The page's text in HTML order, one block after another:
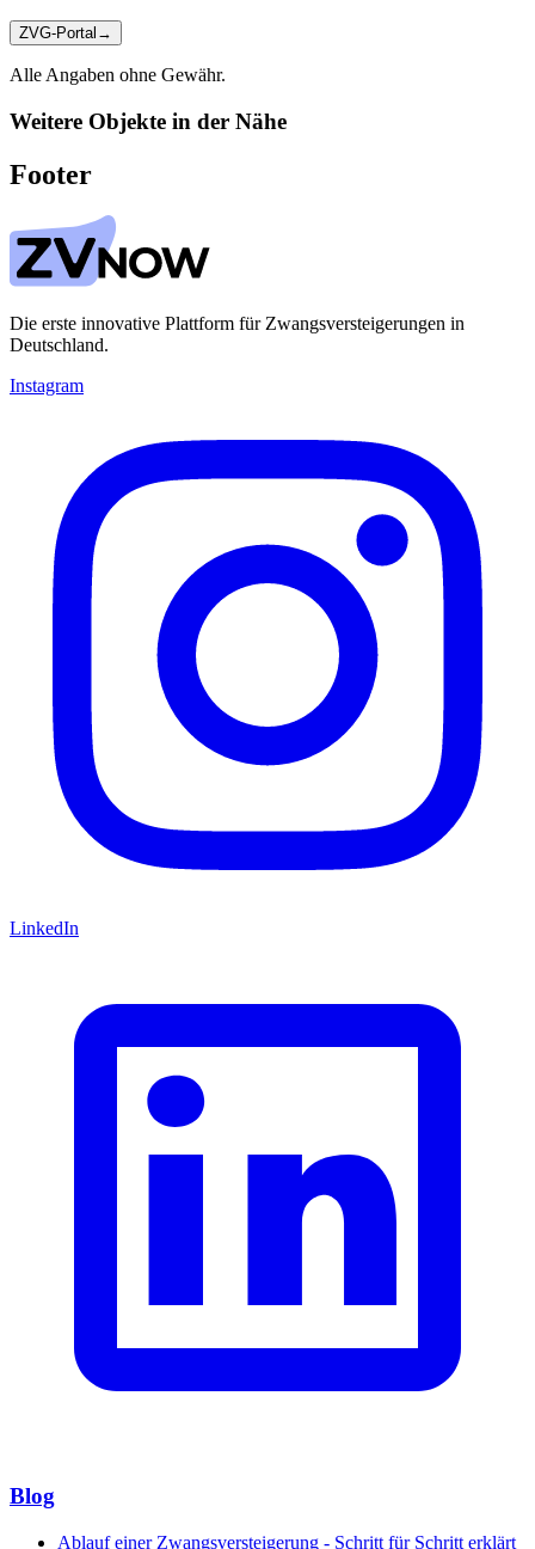
ZVG-Portal →
Alle Angaben ohne Gewähr.
Weitere Objekte in der Nähe
Footer
Die erste innovative Plattform für Zwangsversteigerungen in
Deutschland.
Instagram
LinkedIn
Blog
Ablauf einer Zwangsversteigerung - Schritt für Schritt erklärt